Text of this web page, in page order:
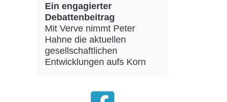
Ein engagierter
Debattenbeitrag
Mit Verve nimmt Peter
Hahne die aktuellen
gesellschaftlichen
Entwicklungen aufs Korn